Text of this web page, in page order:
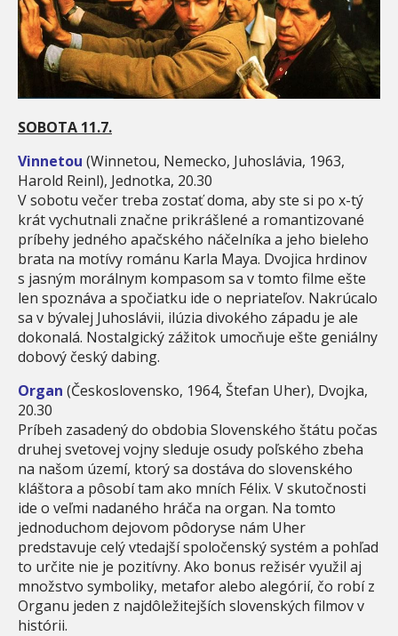
SOBOTA 11.7.
Vinnetou (Winnetou, Nemecko, Juhoslávia, 1963,
Harold Reinl), Jednotka, 20.30
V sobotu večer treba zostať doma, aby ste si po x-tý
krát vychutnali značne prikrášlené a romantizované
príbehy jedného apačského náčelníka a jeho bieleho
brata na motívy románu Karla Maya. Dvojica hrdinov
s jasným morálnym kompasom sa v tomto filme ešte
len spoznáva a spočiatku ide o nepriateľov. Nakrúcalo
sa v bývalej Juhoslávii, ilúzia divokého západu je ale
dokonalá. Nostalgický zážitok umocňuje ešte geniálny
dobový český dabing.
Organ (Československo, 1964, Štefan Uher), Dvojka,
20.30
Príbeh zasadený do obdobia Slovenského štátu počas
druhej svetovej vojny sleduje osudy poľského zbeha
na našom území, ktorý sa dostáva do slovenského
kláštora a pôsobí tam ako mních Félix. V skutočnosti
ide o veľmi nadaného hráča na organ. Na tomto
jednoduchom dejovom pôdoryse nám Uher
predstavuje celý vtedajší spoločenský systém a pohľad
to určite nie je pozitívny. Ako bonus režisér využil aj
množstvo symboliky, metafor alebo alegórií, čo robí z
Organu jeden z najdôležitejších slovenských filmov v
histórii.